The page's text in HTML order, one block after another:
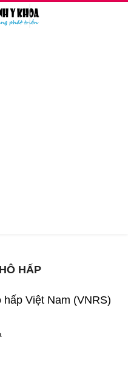
HẤP
Việt Nam (VNRS)